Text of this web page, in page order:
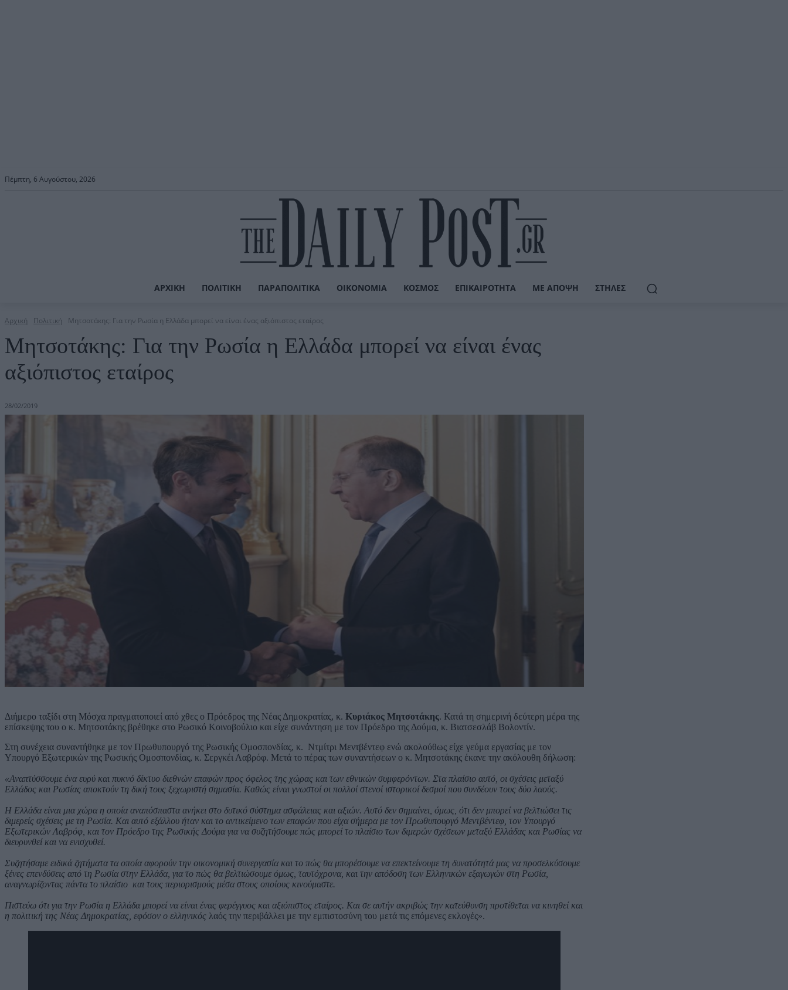
Πέμπτη, 6 Αυγούστου, 2026
ΑΡΧΙΚΉ ΠΟΛΙΤΙΚΉ ΠΑΡΑΠΟΛΙΤΙΚΆ ΟΙΚΟΝΟΜΊΑ ΚΌΣΜΟΣ ΕΠΙΚΑΙΡΌΤΗΤΑ ΜΕ ΆΠΟΨΗ ΣΤΉΛΕΣ
Αρχική Πολιτική Μητσοτάκης: Για την Ρωσία η Ελλάδα μπορεί να είναι ένας αξιόπιστος εταίρος
Μητσοτάκης: Για την Ρωσία η Ελλάδα μπορεί να είναι ένας
αξιόπιστος εταίρος
28/02/2019
Διήμερο ταξίδι στη Μόσχα πραγματοποιεί από χθες ο Πρόεδρος της Νέας Δημοκρατίας, κ. Κυριάκος Μητσοτάκης. Κατά τη σημερινή δεύτερη μέρα της
επίσκεψης του ο κ. Μητσοτάκης βρέθηκε στο Ρωσικό Κοινοβούλιο και είχε συνάντηση με τον Πρόεδρο της Δούμα, κ. Βιατσεσλάβ Βολοντίν.
Στη συνέχεια συναντήθηκε με τον Πρωθυπουργό της Ρωσικής Ομοσπονδίας, κ. Ντμίτρι Μεντβέντεφ ενώ ακολούθως είχε γεύμα εργασίας με τον
Υπουργό Εξωτερικών της Ρωσικής Ομοσπονδίας, κ. Σεργκέι Λαβρόφ. Μετά το πέρας των συναντήσεων ο κ. Μητσοτάκης έκανε την ακόλουθη δήλωση:
«Αναπτύσσουμε ένα ευρύ και πυκνό δίκτυο διεθνών επαφών προς όφελος της χώρας και των εθνικών συμφερόντων. Στα πλαίσιο αυτό, οι σχέσεις μεταξύ
Ελλάδος και Ρωσίας αποκτούν τη δική τους ξεχωριστή σημασία. Καθώς είναι γνωστοί οι πολλοί στενοί ιστορικοί δεσμοί που συνδέουν τους δύο λαούς.
Η Ελλάδα είναι μια χώρα η οποία αναπόσπαστα ανήκει στο δυτικό σύστημα ασφάλειας και αξιών. Αυτό δεν σημαίνει, όμως, ότι δεν μπορεί να βελτιώσει τις
διμερείς σχέσεις με τη Ρωσία. Και αυτό εξάλλου ήταν και το αντικείμενο των επαφών που είχα σήμερα με τον Πρωθυπουργό Μεντβέντεφ, τον Υπουργό
Εξωτερικών Λαβρόφ, και τον Πρόεδρο της Ρωσικής Δούμα για να συζητήσουμε πώς μπορεί το πλαίσιο των διμερών σχέσεων μεταξύ Ελλάδας και Ρωσίας να
διευρυνθεί και να ενισχυθεί.
Συζητήσαμε ειδικά ζητήματα τα οποία αφορούν την οικονομική συνεργασία και το πώς θα μπορέσουμε να επεκτείνουμε τη δυνατότητά μας να προσελκύσουμε
ξένες επενδύσεις από τη Ρωσία στην Ελλάδα, για το πώς θα βελτιώσουμε όμως, ταυτόχρονα, και την απόδοση των Ελληνικών εξαγωγών στη Ρωσία,
αναγνωρίζοντας πάντα το πλαίσιο και τους περιορισμούς μέσα στους οποίους κινούμαστε.
Πιστεύω ότι για την Ρωσία η Ελλάδα μπορεί να είναι ένας φερέγγυος και αξιόπιστος εταίρος. Και σε αυτήν ακριβώς την κατεύθυνση προτίθεται να κινηθεί και
η πολιτική της Νέας Δημοκρατίας, εφόσον ο ελληνικός λαός την περιβάλλει με την εμπιστοσύνη του μετά τις επόμενες εκλογές».